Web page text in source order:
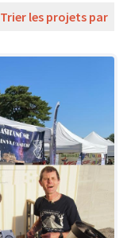
Trier les projets par